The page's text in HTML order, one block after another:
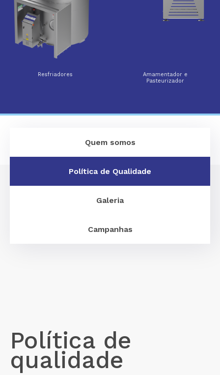
Resfriadores
Amamentador e
Pasteurizador
Quem somos
Política de Qualidade
Galeria
Campanhas
Política de
qualidade